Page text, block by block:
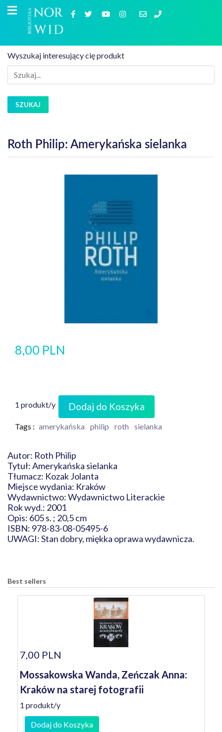
Wyszukaj interesujący cię produkt
SZUKAJ
Roth Philip: Amerykańska sielanka
8,00 PLN
1 produkt/y Dodaj do Koszyka
Tags : amerykańska philip roth sielanka
Autor: Roth Philip
Tytuł: Amerykańska sielanka
Tłumacz: Kozak Jolanta
Miejsce wydania: Kraków
Wydawnictwo: Wydawnictwo Literackie
Rok wyd.: 2001
Opis: 605 s. ; 20,5 cm
ISBN: 978-83-08-05495-6
UWAGI: Stan dobry, miękka oprawa wydawnicza.
Best sellers
7,00 PLN
Mossakowska Wanda, Zeńczak Anna:
Kraków na starej fotografii
1 produkt/y
Dodaj do Koszyka